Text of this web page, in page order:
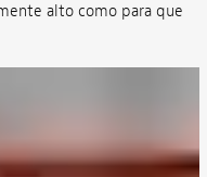
alto como para que